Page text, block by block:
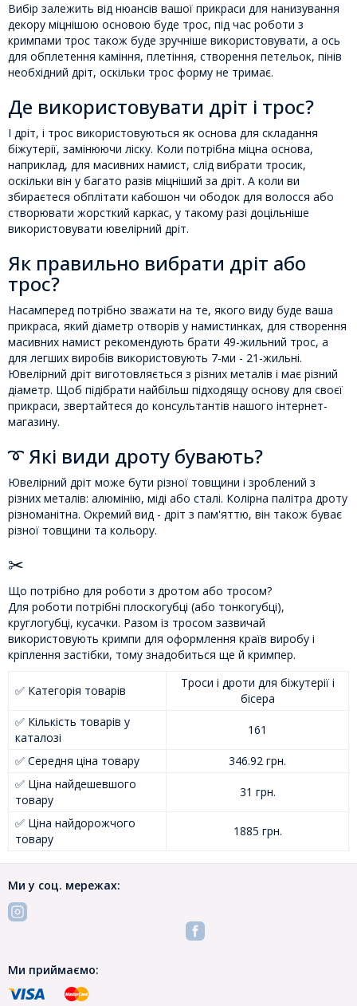
Вибір залежить від нюансів вашої прикраси для нанизування
декору міцнішою основою буде трос, під час роботи з
кримпами трос також буде зручніше використовувати, а ось
для обплетення каміння, плетіння, створення петельок, пінів
необхідний дріт, оскільки трос форму не тримає.
Де використовувати дріт і трос?
І дріт, і трос використовуються як основа для складання
біжутерії, замінюючи ліску. Коли потрібна міцна основа,
наприклад, для масивних намист, слід вибрати тросик,
оскільки він у багато разів міцніший за дріт. А коли ви
збираєтеся обплітати кабошон чи ободок для волосся або
створювати жорсткий каркас, у такому разі доцільніше
використовувати ювелірний дріт.
Як правильно вибрати дріт або
трос?
Насамперед потрібно зважати на те, якого виду буде ваша
прикраса, який діаметр отворів у намистинках, для створення
масивних намист рекомендують брати 49-жильний трос, а
для легших виробів використовують 7-ми - 21-жильні.
Ювелірний дріт виготовляється з різних металів і має різний
діаметр. Щоб підібрати найбільш підходящу основу для своєї
прикраси, звертайтеся до консультантів нашого інтернет-
магазину.
➰ Які види дроту бувають?
Ювелірний дріт може бути різної товщини і зроблений з
різних металів: алюмінію, міді або сталі. Колірна палітра дроту
різноманітна. Окремий вид - дріт з пам'яттю, він також буває
різної товщини та кольору.
✂
Що потрібно для роботи з дротом або тросом?
Для роботи потрібні плоскогубці (або тонкогубці),
круглогубці, кусачки. Разом із тросом зазвичай
використовують кримпи для оформлення країв виробу і
кріплення застібки, тому знадобиться ще й кримпер.
✅ Категорія товарів
Троси і дроти для біжутерії і
бісера
✅ Кількість товарів у
каталозі
161
✅ Середня ціна товару
346.92 грн.
✅ Ціна найдешевшого
товару
31 грн.
✅ Ціна найдорожчого
товару
1885 грн.
Ми у соц. мережах:
Ми приймаємо: